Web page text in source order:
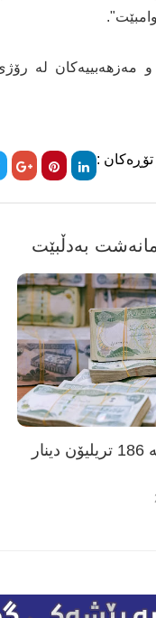
و مەزهەبییەکان لە
:
بەدڵبێت
عێراق زیاتر لە 186 تریلیۆن دینار